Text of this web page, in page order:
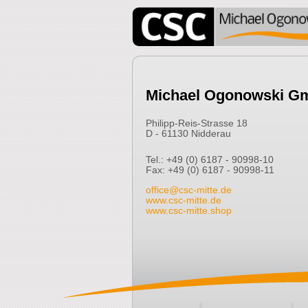
Michael Ogonowski
Philipp-Reis-Strasse 18
D - 61130 Nidderau
Tel.: +49 (0) 6187 - 90998-10
Fax: +49 (0) 6187 - 90998-11
office@csc-mitte.de
www.csc-mitte.de
www.csc-mitte.shop